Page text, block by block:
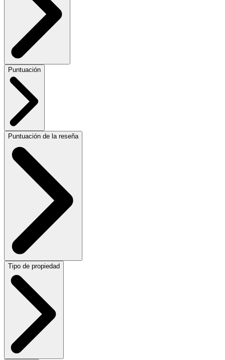
Puntuación
Puntuación de la reseña
Tipo de propiedad